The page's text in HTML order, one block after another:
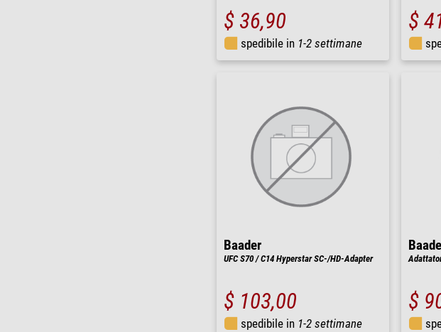
$ 36,90
spedibile in 1-2 settimane
$
Baader
UFC S70 / C14 Hyperstar SC-/HD-Adapter
$ 103,00
spedibile in 1-2 settimane
$